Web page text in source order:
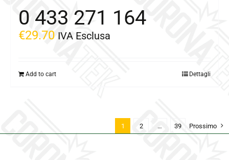
0 433 271 164
€29.70 IVA Esclusa
Add to cart Dettagli
1 2 … 39 Prossimo